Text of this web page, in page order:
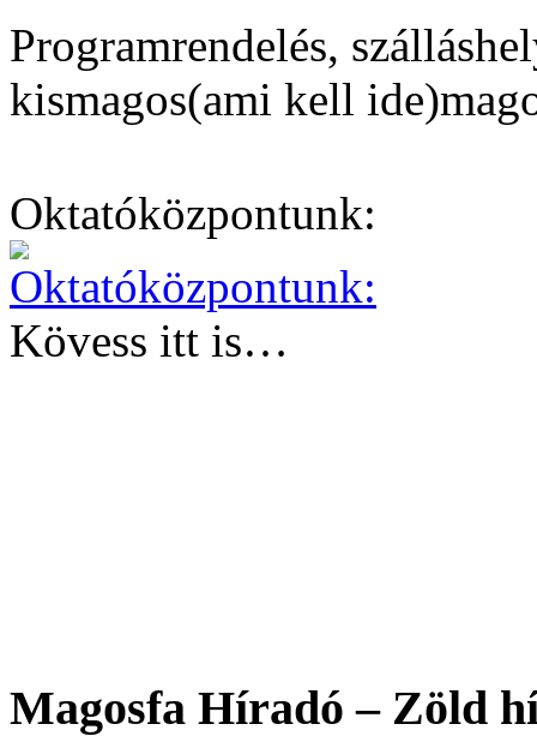
Programrendelés,
kismagos(ami kell
Oktatóközpontunk:
Kövess itt is…
Magosfa Híradó – Zöld